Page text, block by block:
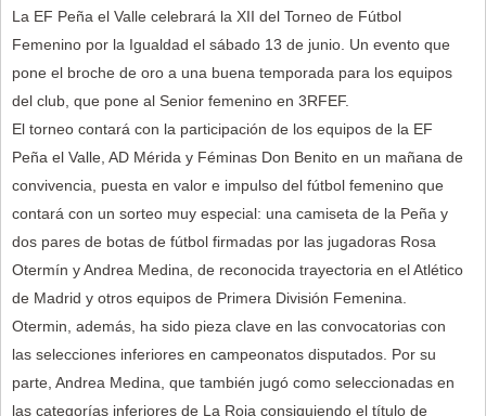
La EF Peña el Valle celebrará la XII del Torneo de Fútbol
Femenino por la Igualdad el sábado 13 de junio. Un evento que
pone el broche de oro a una buena temporada para los equipos
del club, que pone al Senior femenino en 3RFEF.
El torneo contará con la participación de los equipos de la EF
Peña el Valle, AD Mérida y Féminas Don Benito en un mañana de
convivencia, puesta en valor e impulso del fútbol femenino que
contará con un sorteo muy especial: una camiseta de la Peña y
dos pares de botas de fútbol firmadas por las jugadoras Rosa
Otermín y Andrea Medina, de reconocida trayectoria en el Atlético
de Madrid y otros equipos de Primera División Femenina.
Otermin, además, ha sido pieza clave en las convocatorias con
las selecciones inferiores en campeonatos disputados. Por su
parte, Andrea Medina, que también jugó como seleccionadas en
las categorías inferiores de La Roja consiguiendo el título de